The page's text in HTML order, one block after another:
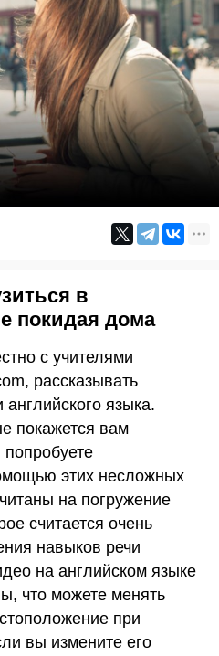
в
покидая дома
с учителями
рассказывать
английского языка.
покажется вам
этих несложных
на погружение
считается очень
навыков речи
на английском языке
что можете менять
при
вы измените его